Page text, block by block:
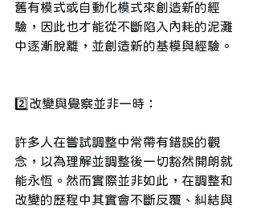
舊有模式或自動化模式來創造新的經
驗，因此也才能從不斷陷入內耗的泥灘
中逐漸脫離，並創造新的基模與經驗。
2️⃣改變與覺察並非一時：
許多人在嘗試調整中常帶有錯誤的觀
念，以為理解並調整後一切豁然開朗就
能永恆。然而實際並非如此，在調整和
改變的歷程中其實會不斷反覆、糾結與